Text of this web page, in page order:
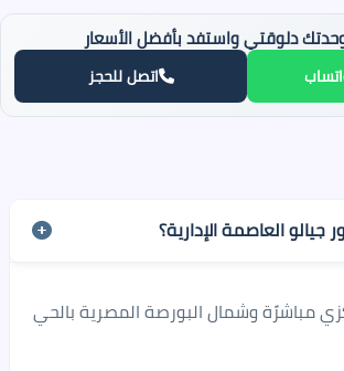
دلوقتي واستفد بأفضل الأسعار
اتصل للحجز
جيالو العاصمة الإدارية؟
مباشرًة وشمال البورصة المصرية بالحي